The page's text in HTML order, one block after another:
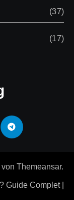
(37)
(17)
Themeansar.
Guide Complet |